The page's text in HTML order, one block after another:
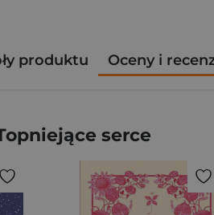
produktu Oceny i
serce